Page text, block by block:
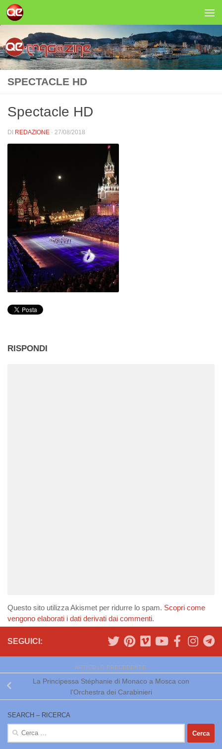
Salta al contenuto
SPECTACLE HD
Spectacle HD
DI REDAZIONE · 27/08/2018
RISPONDI
Questo sito utilizza Akismet per ridurre lo spam. Scopri come
vengono elaborati i dati derivati dai commenti.
SEGUICI:
ARTICOLO PRECEDENTE
La Principessa Stéphanie di Monaco a Mosca con
l’Orchestra dei Carabinieri
SEARCH – RICERCA
Ricerca
per: